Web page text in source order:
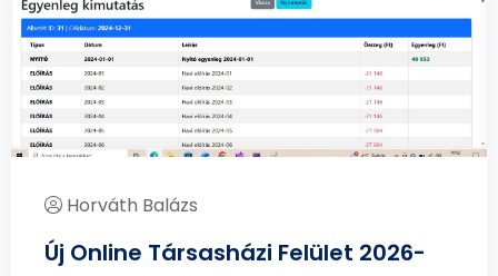
Horváth Balázs
Új Online Társasházi Felület 2026-